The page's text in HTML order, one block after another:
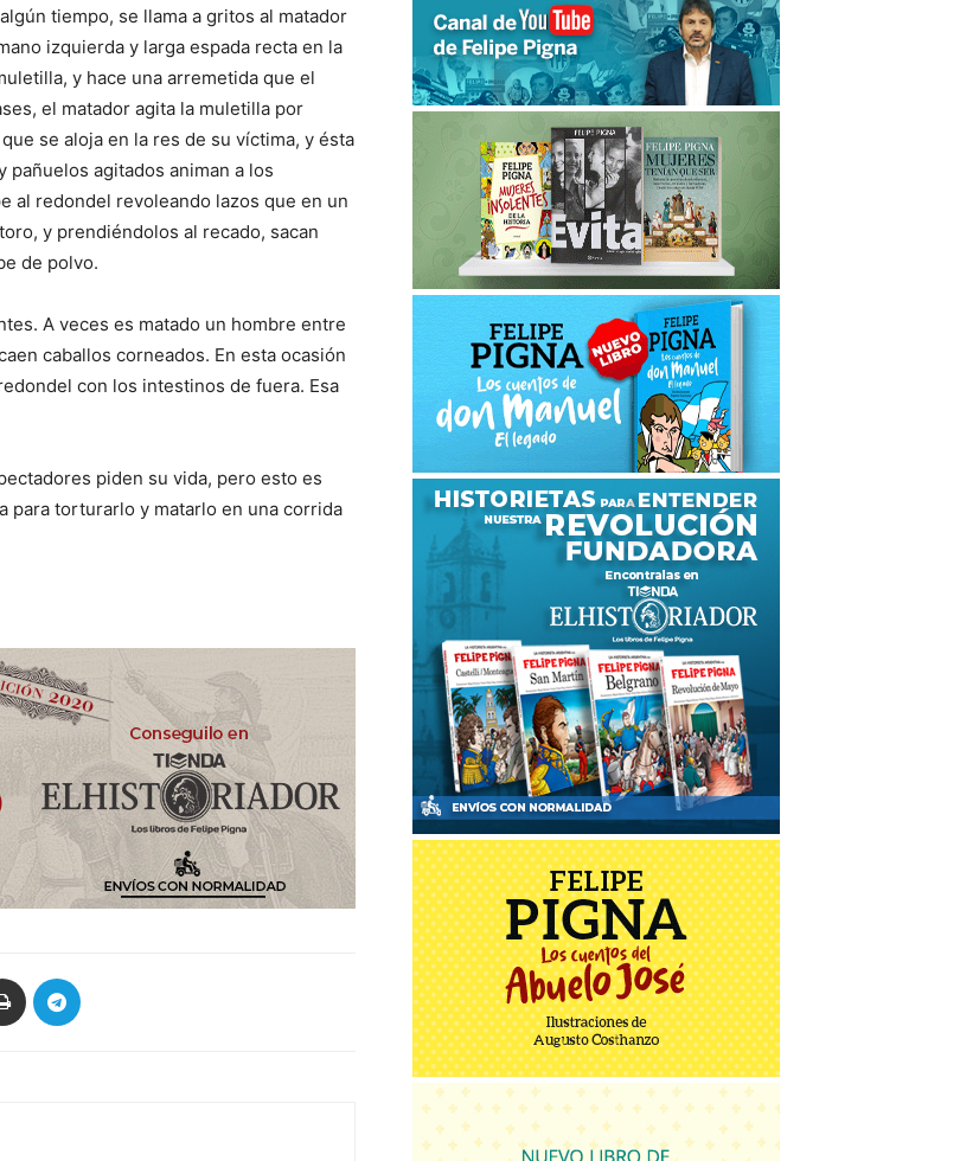
tiempo, se llama a gritos al matador
izquierda y larga espada recta en la
y hace una arremetida que el
el matador agita la muletilla por
se aloja en la res de su víctima, y ésta
pañuelos agitados animan a los
al redondel revoleando lazos que en un
y prendiéndolos al recado, sacan
de polvo.
A veces es matado un hombre entre
caballos corneados. En esta ocasión
con los intestinos de fuera. Esa
piden su vida, pero esto es
para torturarlo y matarlo en una corrida